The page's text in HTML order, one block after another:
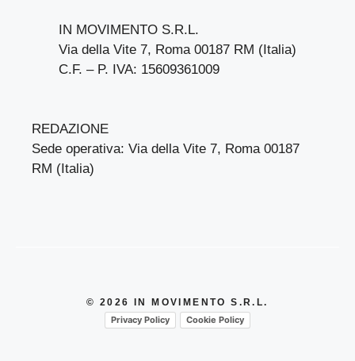
IN MOVIMENTO S.R.L.
Via della Vite 7, Roma 00187 RM (Italia)
C.F. – P. IVA: 15609361009
REDAZIONE
Sede operativa: Via della Vite 7, Roma 00187
RM (Italia)
© 2026 IN MOVIMENTO S.R.L.
Privacy Policy
Cookie Policy